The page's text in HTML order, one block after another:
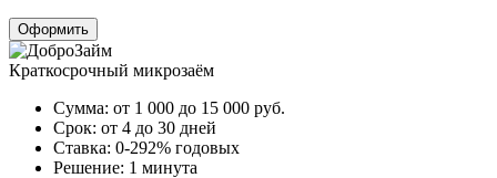
Оформить
Краткосрочный микрозаём
Сумма: от 1 000 до 15 000 руб.
Срок: от 4 до 30 дней
Ставка: 0-292% годовых
Решение: 1 минута